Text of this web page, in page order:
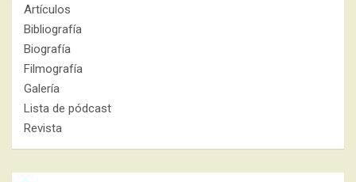
Artículos
Bibliografía
Biografía
Filmografía
Galería
Lista de pódcast
Revista